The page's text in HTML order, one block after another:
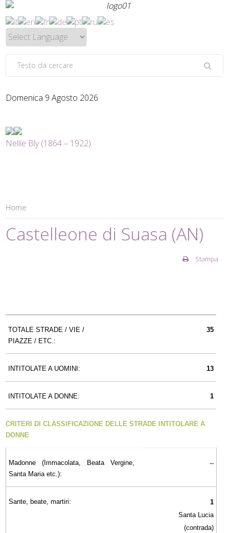
Domenica 9 Agosto 2026
Nellie Bly (1864 – 1922)
Home
Castelleone di Suasa (AN)
Stampa
TOTALE STRADE / VIE /
PIAZZE / ETC.:
35
INTITOLATE A UOMINI: 13
INTITOLATE A DONNE: 1
CRITERI DI CLASSIFICAZIONE DELLE STRADE INTITOLARE A
DONNE
Madonne (Immacolata, Beata Vergine,
Santa Maria etc.):
--
Sante, beate, martiri:
1
Santa Lucia
(contrada)